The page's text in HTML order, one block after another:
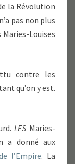
la Révolution
pas non plus
Louises
contre les
qu’on y est.
LES Maries-
a donné aux
l’Empire. La